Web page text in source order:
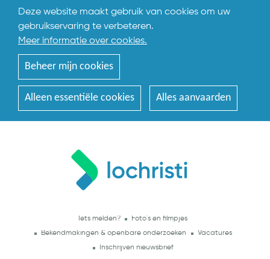
Deze website maakt gebruik van cookies om uw
gebruikservaring te verbeteren.
Meer informatie over cookies.
Beheer mijn cookies
Alleen essentiële cookies Alles aanvaarden
Iets melden?
Foto's en filmpjes
Bekendmakingen & openbare onderzoeken
Vacatures
Inschrijven nieuwsbrief